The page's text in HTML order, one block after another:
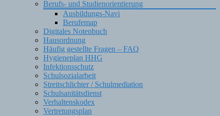
Berufs- und Studienorientierung
Ausbildungs-Navi
Berufemap
Digitales Notenbuch
Hausordnung
Häufig gestellte Fragen – FAQ
Hygieneplan HHG
Infektionsschutz
Schulsozialarbeit
Streitschlichter / Schulmediation
Schulsanitätsdienst
Verhaltenskodex
Vertretungsplan